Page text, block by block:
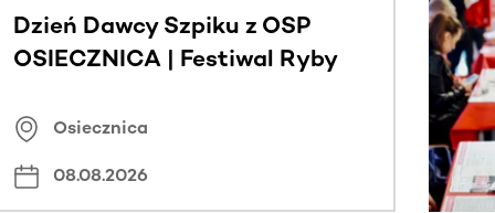
Dzień Dawcy Szpiku z OSP
OSIECZNICA | Festiwal Ryby
Osiecznica
08.08.2026